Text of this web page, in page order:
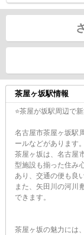
茶屋ヶ坂駅情報
⭐茶屋が坂駅周辺で
名古屋市茶屋ヶ坂駅
ールなどがあります。
茶屋ヶ坂は、名古屋
型施設も揃った住み
あり、交通の便も良
また、矢田川の河川
できます。
茶屋ヶ坂の魅力には